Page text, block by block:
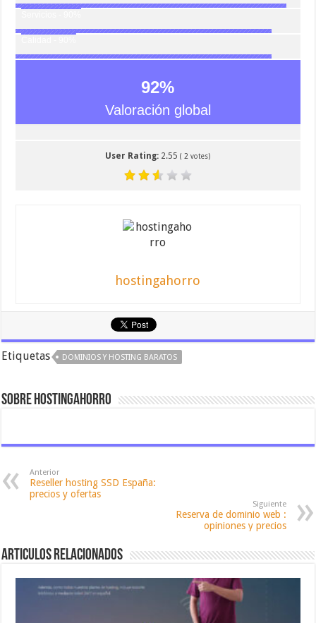
92%
Valoración global
User Rating: 2.55 ( 2 votes)
hostingahorro
Etiquetas DOMINIOS Y HOSTING BARATOS
Sobre hostingahorro
Anterior
Reseller hosting SSD España:
precios y ofertas
Siguiente
Reserva de dominio web :
opiniones y precios
Articulos relacionados